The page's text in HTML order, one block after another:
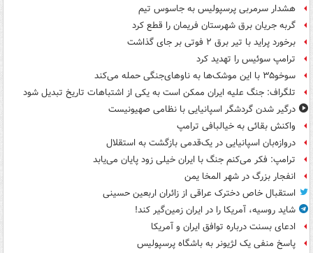
هشدار سرمربی پرسپولیس به جاسوس تیم
گربه جریان برق شهرستان فریمان را قطع کرد
برخورد پراید با تیر برق ۲ فوتی بر جای گذاشت
ترامپ سوئیس را تهدید کرد
سوخو۳۵ با این موشک‌ها به ناوهای‌جنگی حمله می‌کند
تلگراف: جنگ علیه ایران ممکن است به یکی از اشتباهات تاریخ تبدیل شود
درگیر شدن گردشگر اسپانیایی با نظامی صهیونیست
واکنش بقائی به خیالبافی ترامپ
دروازه‌بان اسپانیایی در یک‌قدمی بازگشت به استقلال
ترامپ: فکر می‌کنم جنگ با ایران خیلی زود پایان می‌یابد
انفجار بزرگ در شهر المخا یمن
استقبال خاص دخترک عراقی از زائران اربعین حسینی
شاید روسیه، آمریکا را در ایران زمین‌گیر کند!
ادعای بسنت درباره توافق ایران و آمریکا
پاسخ منفی یک لژیونر به باشگاه پرسپولیس